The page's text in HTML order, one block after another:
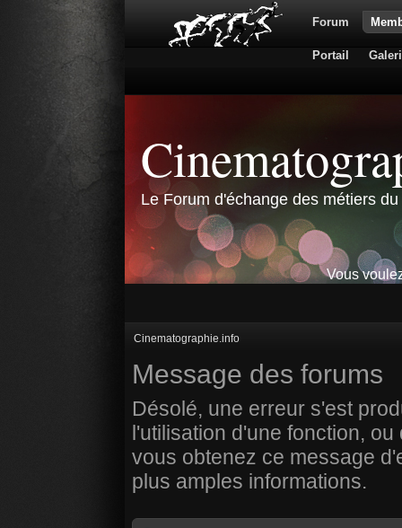
Forum
Portail
Le Forum d'échange des métiers
Vous
Cinematographie.info
Message des forums
Désolé, une erreur s'est
l'utilisation d'une fonction,
vous obtenez ce message
plus amples informations.